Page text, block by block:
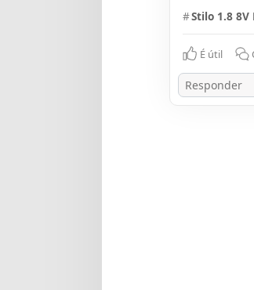
#Stilo 1.8 8V
É útil